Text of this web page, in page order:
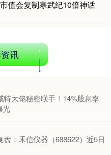
值会复制寒武纪10倍神话
讯
特大佬秘密联手！14%股息率
光
：禾信仪器（688622）近5日